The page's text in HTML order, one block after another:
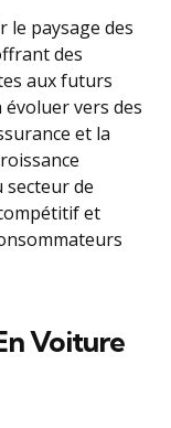
le paysage des
des
aux futurs
évoluer vers des
et la
secteur de
et
Voiture